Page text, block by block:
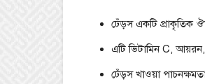
ঢেঁড়স একটি প্রাকৃতিক
এটি ভিটামিন C, আয়রন,
ঢেঁড়স খাওয়া